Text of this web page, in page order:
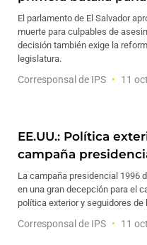
El parlamento de El Salvador
muerte para culpables de
decisión también exige la
legislatura.
Corresponsal de IPS 11
EE.UU.: Política
campaña
La campaña presidencial 1996
en una gran decepción para el
política exterior y seguidores
Corresponsal de IPS 11